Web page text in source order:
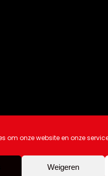
om onze website en onze
Weigeren
Copyright Kattuk.nl 2003-2026